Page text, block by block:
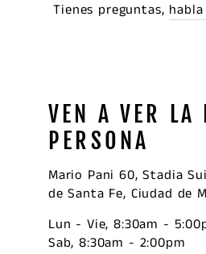
Tienes preguntas,
VEN A VER LA
PERSONA
Mario Pani 60, Stadia
de Santa Fe, Ciudad de
Lun - Vie, 8:30am -
Sab, 8:30am - 2:00pm